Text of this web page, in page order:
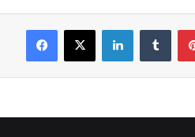
Facebook
X LinkedIn